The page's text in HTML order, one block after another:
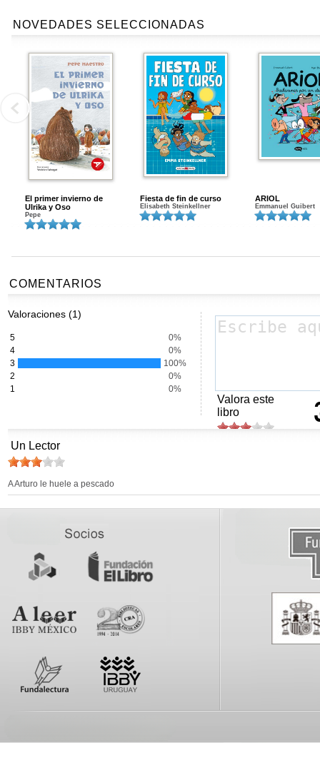
NOVEDADES SELECCIONADAS
El primer invierno de
Ulrika y Oso
Pepe
Fiesta de fin de curso
Elisabeth Steinkellner
ARIOL
Emmanuel Guibert
COMENTARIOS
Valoraciones (1)
5
0%
4
0%
3
100%
2
0%
1
0%
Valora este
libro
Un Lector
A Arturo le huele a pescado